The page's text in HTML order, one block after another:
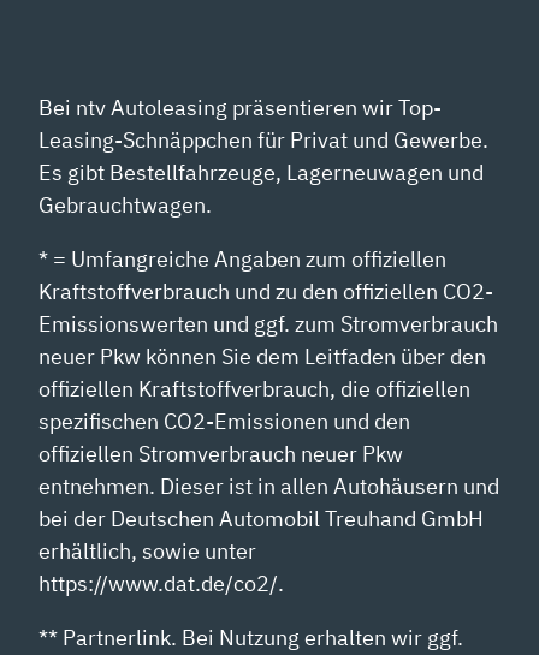
Bei ntv Autoleasing präsentieren wir Top-
Leasing-Schnäppchen für Privat und Gewerbe.
Es gibt Bestellfahrzeuge, Lagerneuwagen und
Gebrauchtwagen.
* = Umfangreiche Angaben zum offiziellen
Kraftstoffverbrauch und zu den offiziellen CO2-
Emissionswerten und ggf. zum Stromverbrauch
neuer Pkw können Sie dem Leitfaden über den
offiziellen Kraftstoffverbrauch, die offiziellen
spezifischen CO2-Emissionen und den
offiziellen Stromverbrauch neuer Pkw
entnehmen. Dieser ist in allen Autohäusern und
bei der Deutschen Automobil Treuhand GmbH
erhältlich, sowie unter
https://www.dat.de/co2/.
** Partnerlink. Bei Nutzung erhalten wir ggf.